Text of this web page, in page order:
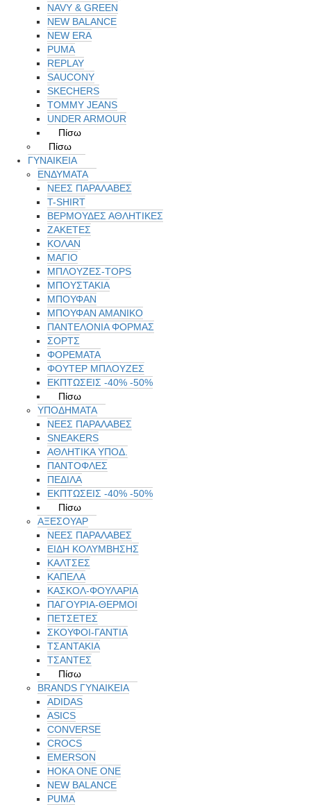
NAVY & GREEN
NEW BALANCE
NEW ERA
PUMA
REPLAY
SAUCONY
SKECHERS
TOMMY JEANS
UNDER ARMOUR
Πίσω
Πίσω
ΓΥΝΑΙΚΕΙΑ
ΕΝΔΥΜΑΤΑ
ΝΕΕΣ ΠΑΡΑΛΑΒΕΣ
T-SHIRT
ΒΕΡΜΟΥΔΕΣ ΑΘΛΗΤΙΚΕΣ
ΖΑΚΕΤΕΣ
ΚΟΛΑΝ
ΜΑΓΙΟ
ΜΠΛΟΥΖΕΣ-TOPS
ΜΠΟΥΣΤΑΚΙΑ
ΜΠΟΥΦΑΝ
ΜΠΟΥΦΑΝ ΑΜΑΝΙΚΟ
ΠΑΝΤΕΛΟΝΙΑ ΦΟΡΜΑΣ
ΣΟΡΤΣ
ΦΟΡΕΜΑΤΑ
ΦΟΥΤΕΡ ΜΠΛΟΥΖΕΣ
ΕΚΠΤΏΣΕΙΣ -40% -50%
Πίσω
ΥΠΟΔΗΜΑΤΑ
ΝΕΕΣ ΠΑΡΑΛΑΒΕΣ
SNEAKERS
ΑΘΛΗΤΙΚΑ ΥΠΟΔ.
ΠΑΝΤΟΦΛΕΣ
ΠΕΔΙΛΑ
ΕΚΠΤΏΣΕΙΣ -40% -50%
Πίσω
ΑΞΕΣΟΥΑΡ
ΝΕΕΣ ΠΑΡΑΛΑΒΕΣ
ΕΙΔΗ ΚΟΛΥΜΒΗΣΗΣ
ΚΑΛΤΣΕΣ
ΚΑΠΕΛΑ
ΚΑΣΚΟΛ-ΦΟΥΛΑΡΙΑ
ΠΑΓΟΥΡΙΑ-ΘΕΡΜΟΙ
ΠΕΤΣΈΤΕΣ
ΣΚΟΥΦΟΙ-ΓΑΝΤΙΑ
ΤΣΑΝΤΑΚΙΑ
ΤΣΑΝΤΕΣ
Πίσω
BRANDS ΓΥΝΑΙΚΕΊΑ
ADIDAS
ASICS
CONVERSE
CROCS
EMERSON
HOKA ONE ONE
NEW BALANCE
PUMA